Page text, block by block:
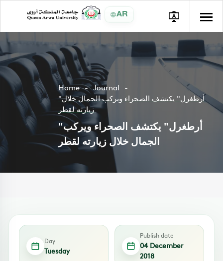
AR
Home
Journal
"أرطغرل" يكتشف الصحراء ويركب الجمال خلال
زيارته لقطر
"أرطغرل" يكتشف الصحراء ويركب
الجمال خلال زيارته لقطر
Day
Tuesday
Publish date
04 December
2018